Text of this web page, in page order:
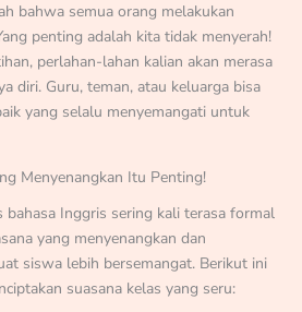
bahwa semua orang melakukan
penting adalah kita tidak menyerah!
perlahan-lahan kalian akan merasa
diri. Guru, teman, atau keluarga bisa
yang selalu menyemangati untuk
Menyenangkan Itu Penting!
bahasa Inggris sering kali terasa formal
yang menyenangkan dan
siswa lebih bersemangat. Berikut ini
suasana kelas yang seru: